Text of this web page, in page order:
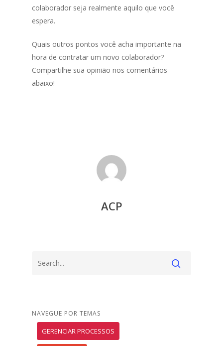
colaborador seja realmente aquilo que você
espera.
Quais outros pontos você acha importante na
hora de contratar um novo colaborador?
Compartilhe sua opinião nos comentários
abaixo!
ACP
NAVEGUE POR TEMAS
GERENCIAR PROCESSOS